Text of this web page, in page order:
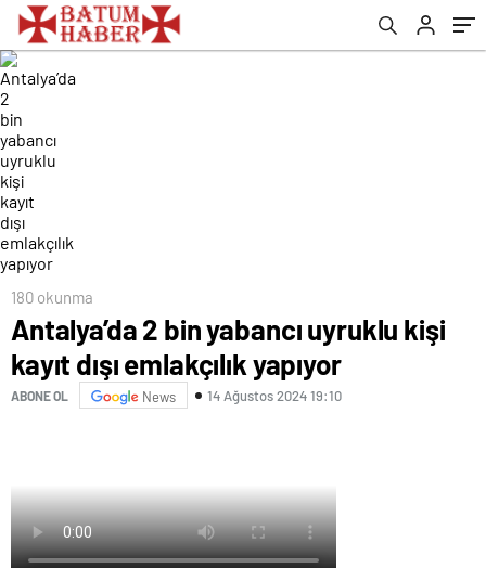
180 okunma
Antalya’da 2 bin yabancı uyruklu kişi
kayıt dışı emlakçılık yapıyor
ABONE OL News 14 Ağustos 2024 19:10